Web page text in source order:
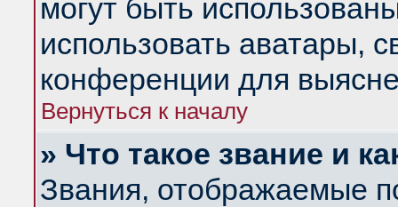
могут быть
использовать аватары,
конференции для
Вернуться к началу
» Что такое звание и
Звания, отображаемые